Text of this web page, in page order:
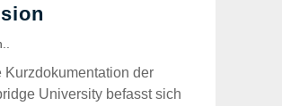
Kurzdokumentation der
University befasst sich